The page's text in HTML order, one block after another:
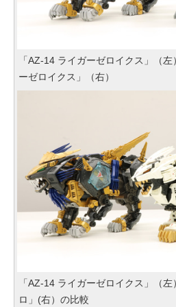
「AZ-14 ライガーゼロイクス」（
ーゼロイクス」（右）
「AZ-14 ライガーゼロイクス」（
ロ」(右）の比較